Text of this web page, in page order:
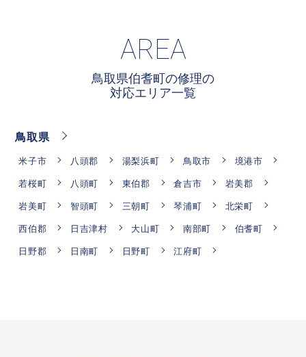
AREA
鳥取県伯耆町の修理の
対応エリア一覧
鳥取県
米子市 八頭郡 湯梨浜町 鳥取市
境港市
若桜町
八頭町 東伯郡 倉吉市
岩美郡
岩美町
智頭町 三朝町 琴浦町
北栄町
西伯郡
日吉津村 大山町 南部町
伯耆町
日野郡
日南町 日野町 江府町